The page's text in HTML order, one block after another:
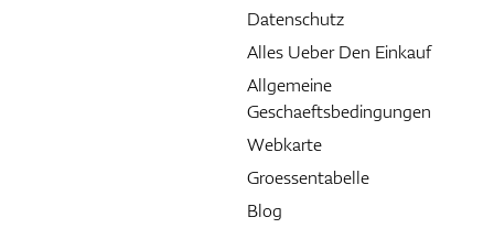
Datenschutz
Alles Ueber Den Einkauf
Allgemeine
Geschaeftsbedingungen
Webkarte
Groessentabelle
Blog